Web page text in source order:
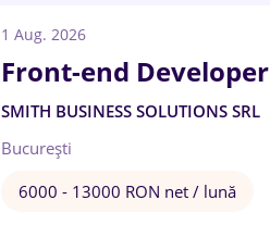
1 Aug. 2026
Front-end Developer
SMITH BUSINESS SOLUTIONS SRL
București
6000 - 13000 RON net / lună